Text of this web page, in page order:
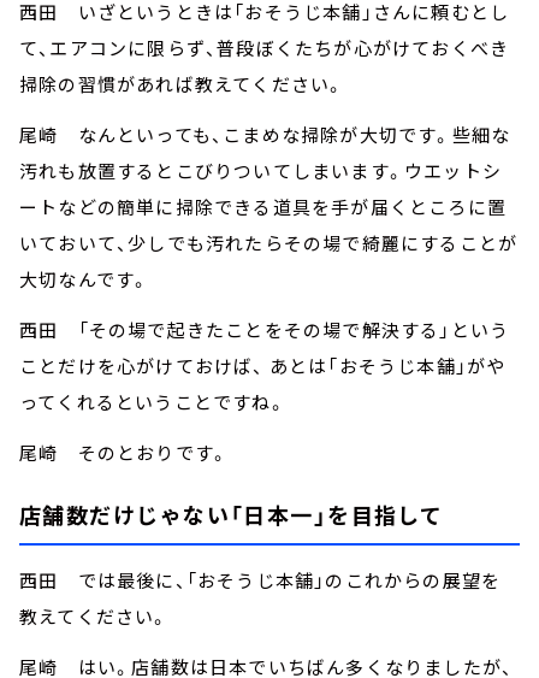
西田 いざというときは「おそうじ本舗」さんに頼むとし
て、エアコンに限らず、普段ぼくたちが心がけておくべき
掃除の習慣があれば教えてください。
尾崎 なんといっても、こまめな掃除が大切です。些細な
汚れも放置するとこびりついてしまいます。ウエットシ
ートなどの簡単に掃除できる道具を手が届くところに置
いておいて、少しでも汚れたらその場で綺麗にすることが
大切なんです。
西田 「その場で起きたことをその場で解決する」という
ことだけを心がけておけば、 あとは「おそうじ本舗」がや
ってくれるということですね。
尾崎 そのとおりです。
店舗数だけじゃない「日本一」を目指して
西田 では最後に、「おそうじ本舗」のこれからの展望を
教えてください。
尾崎 はい。店舗数は日本でいちばん多くなりましたが、